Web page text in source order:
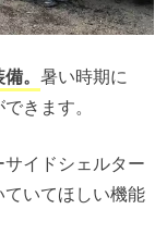
。 暑い時期に
きます。
イドシェルター
いてほしい機能